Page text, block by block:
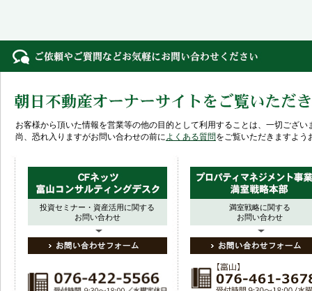
お客様から頂いた情報を営業等の他の目的として利用することは、一切ござ
尚、恐れ入りますがお問い合わせの前によくある質問をご覧いただきますよう
投資セミナー・資産活用に関する
お問い合わせ
満室戦略に関する
お問い合わせ